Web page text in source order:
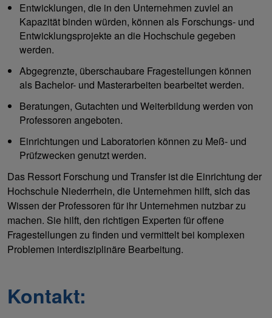
Entwicklungen, die in den Unternehmen zuviel an
Kapazität binden würden, können als Forschungs- und
Entwicklungsprojekte an die Hochschule gegeben
werden.
Abgegrenzte, überschaubare Fragestellungen können
als Bachelor- und Masterarbeiten bearbeitet werden.
Beratungen, Gutachten und Weiterbildung werden von
Professoren angeboten.
Einrichtungen und Laboratorien können zu Meß- und
Prüfzwecken genutzt werden.
Das Ressort Forschung und Transfer ist die Einrichtung der
Hochschule Niederrhein, die Unternehmen hilft, sich das
Wissen der Professoren für ihr Unternehmen nutzbar zu
machen. Sie hilft, den richtigen Experten für offene
Fragestellungen zu finden und vermittelt bei komplexen
Problemen interdisziplinäre Bearbeitung.
Kontakt: